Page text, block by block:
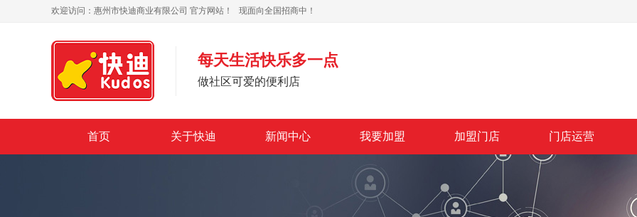
欢迎访问： 惠州市快迪商业有限公司 官方网站！ 现面向全国招商中！
每天生活快乐多一点
做社区可爱的便利店
首页 关于快迪 新闻中心 我要加盟 加盟门店 门店运营